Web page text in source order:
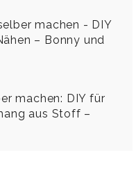
machen - DIY
– Bonny und
machen: DIY für
aus Stoff –